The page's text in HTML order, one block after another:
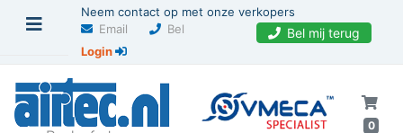
Neem contact op met onze verkopers
Email
Bel Bel mij terug
Login
0